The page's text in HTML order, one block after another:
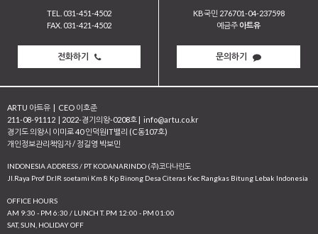
TEL. 031-451-4502
FAX. 031-421-4502
전화하기
KB국민 276701-04-237598
예금주 아트유
문의하기
ARTU 아트유 | CEO 이호준
211-08-91112 | 2022-경기의왕-0208호 | info@artu.co.kr
경기도 의왕시 이미로 40 인덕원IT밸리 (C동107호)
개인정보관리책임자 / 정길영 박보민
INDONESIA ADDRESS / PT KODANARINDO (주)코다나린도
JI.Raya Prof Dr.IR soetami Km 8 Kp Binong Desa Citeras Kec Rangkas Bitung Lebak Indonesia
OFFICE HOURS
AM 9:30 - PM 6:30 / LUNCH T. PM 12:00 - PM 01:00
SAT, SUN, HOLIDAY OFF